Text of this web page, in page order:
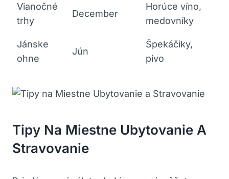
Vianočné
trhy
December
Horúce víno,
medovníky
Jánske
ohne
Jún
Špekáčiky,
pivo
Tipy Na Miestne Ubytovanie A
Stravovanie